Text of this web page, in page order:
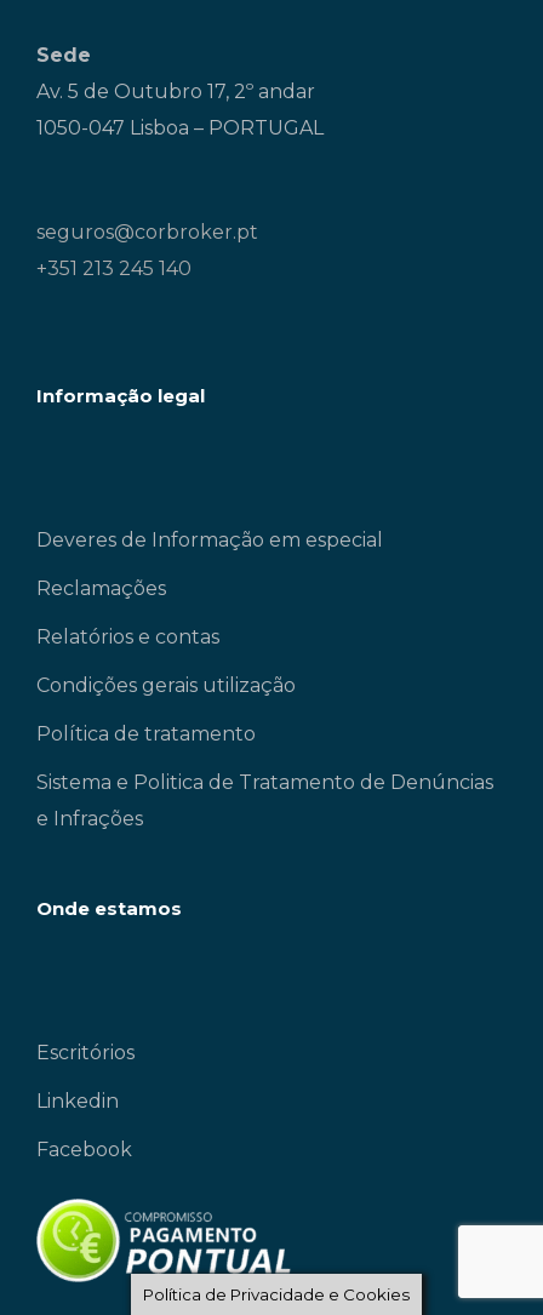
Sede
Av. 5 de Outubro 17, 2º andar
1050-047 Lisboa – PORTUGAL
seguros@corbroker.pt
+351 213 245 140
Informação legal
Deveres de Informação em especial
Reclamações
Relatórios e contas
Condições gerais utilização
Política de tratamento
Sistema e Politica de Tratamento de Denúncias
e Infrações
Onde estamos
Escritórios
Linkedin
Facebook
Política de Privacidade e Cookies